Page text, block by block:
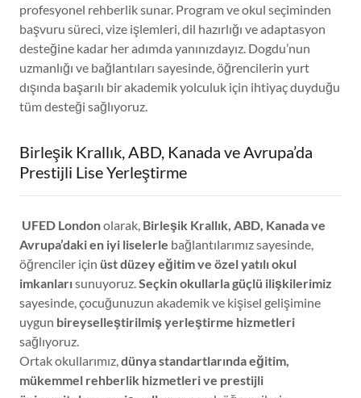
profesyonel rehberlik sunar. Program ve okul seçiminden
başvuru süreci, vize işlemleri, dil hazırlığı ve adaptasyon
desteğine kadar her adımda yanınızdayız. Dogdu’nun
uzmanlığı ve bağlantıları sayesinde, öğrencilerin yurt
dışında başarılı bir akademik yolculuk için ihtiyaç duyduğu
tüm desteği sağlıyoruz.
Birleşik Krallık, ABD, Kanada ve Avrupa’da
Prestijli Lise Yerleştirme
UFED Londonolarak, Birleşik Krallık, ABD, Kanada ve
Avrupa’daki en iyi liselerle bağlantılarımız sayesinde,
öğrenciler için üst düzey eğitim ve özel yatılı okul
imkanlarısunuyoruz.Seçkin okullarla güçlü ilişkilerimiz
sayesinde, çocuğunuzun akademik ve kişisel gelişimine
uygun bireyselleştirilmiş yerleştirme hizmetleri
sağlıyoruz.
Ortak okullarımız,dünya standartlarında eğitim,
mükemmel rehberlik hizmetleri ve prestijli